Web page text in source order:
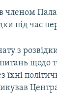
членом
під час
з
щодо
їхні